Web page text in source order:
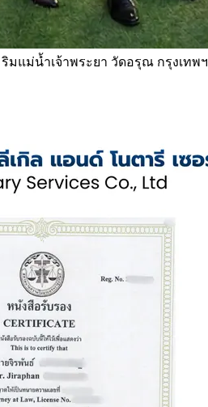
ริมแม่น้ำเจ้าพระยา วัดอรุณ กรุงเทพฯ